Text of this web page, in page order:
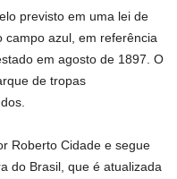
previsto em uma lei de
campo azul, em referência
em agosto de 1897. O
de tropas
Roberto Cidade e segue
do Brasil, que é atualizada